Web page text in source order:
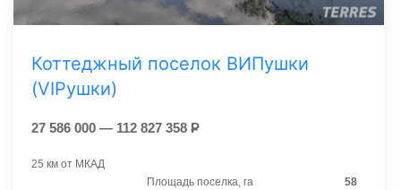
Коттеджный поселок ВИПушки
(VIPушки)
27 586 000 — 112 827 358 Р
25 км от МКАД
Площадь поселка, га
58